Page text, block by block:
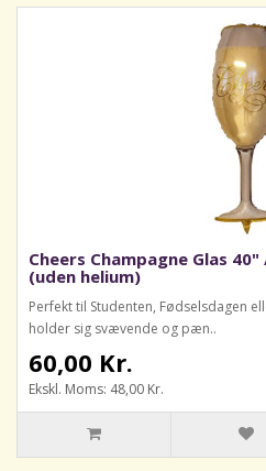
Cheers Champagne Glas
(uden helium)
Perfekt til Studenten, Fødselsdagen
holder sig svævende og pæn..
60,00 Kr.
Ekskl. Moms: 48,00 Kr.